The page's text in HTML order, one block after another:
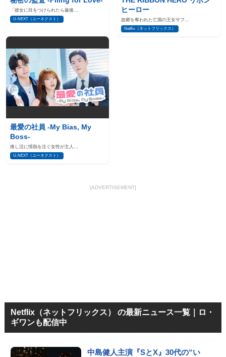
「彼女に目をつけられたら最後…
U-NEXT（ユーネクスト）
ヒーロー
故郷を奪われた亡国の王女サフ…
Netflix（ネットフリックス）
最愛の社員 -My Bias, My
Boss-
推し活に情熱を注ぐ女性が主人…
U-NEXT（ユーネクスト）
[ADVERTISEMENT]
Netflix（ネットフリックス） の最新ニュース一覧｜ロ・
ギワンも配信中
中島健人主演『SとX』30代の“い